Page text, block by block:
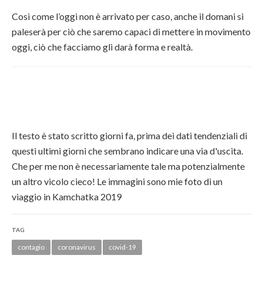
Così come l’oggi non è arrivato per caso, anche il domani si
paleserà per ciò che saremo capaci di mettere in movimento
oggi, ciò che facciamo gli darà forma e realtà.
Il testo è stato scritto giorni fa, prima dei dati tendenziali di
questi ultimi giorni che sembrano indicare una via d'uscita.
Che per me non è necessariamente tale ma potenzialmente
un altro vicolo cieco! Le immagini sono mie foto di un
viaggio in Kamchatka 2019
TAG
contagio coronavirus covid-19